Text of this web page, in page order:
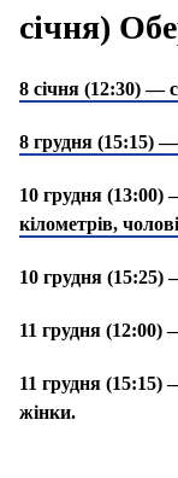
січня)
8 січня (12:30) —
8 грудня (15:15)
10 грудня (13:00)
кілометрів,
10 грудня (15:25)
11 грудня (12:00)
11 грудня (15:15)
жінки.